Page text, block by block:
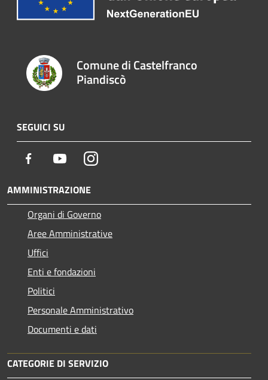
Comune di Castelfranco
Piandiscò
SEGUICI SU
Facebook YoutubeInstagram
AMMINISTRAZIONE
Organi di Governo
Aree Amministrative
Uffici
Enti e fondazioni
Politici
Personale Amministrativo
Documenti e dati
CATEGORIE DI SERVIZIO